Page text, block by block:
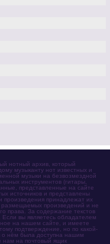
нотный архив, который
музыканту нот известных и
музыки на безвозмездной
инструментов (гитары,
представленные на сайте
источников и представлены
произведения принадлежат их
размещаемых произведений и не
права. За содержание текстов
Если вы являетесь обладателем
на нашем сайте, и имеете
подтверждение, но по какой-
о нём была доступна нашим
нам на почтовый ящик